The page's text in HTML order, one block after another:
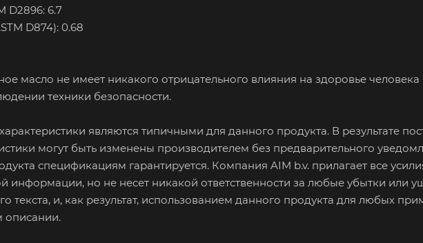
D2896: 6.7
D874): 0.68
масло не имеет никакого отрицательного влияния на здоровье
техники безопасности.
являются типичными для данного продукта. В результате
могут быть изменены производителем без предварительного
спецификациям гарантируется. Компания AIM b.v. прилагает все
информации, но не несет никакой ответственности за любые убытки или
текста, и, как результат, использованием данного продукта для любых
описании.